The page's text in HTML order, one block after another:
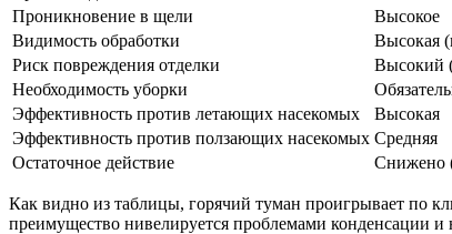
Проникновение в щели
Высокое
Видимость обработки
Высокая
Риск повреждения отделки
Высокий
Необходимость уборки
Эффективность против летающих насекомых
Высокая
Эффективность против ползающих насекомых Средняя
Остаточное действие
Снижено
Как видно из таблицы, горячий туман проигрывает по
преимущество нивелируется проблемами конденсации